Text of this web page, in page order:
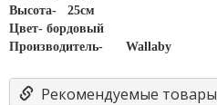
Высота-
25см
Цвет- бордовый
Производитель-
Wallaby
Рекомендуемые товары